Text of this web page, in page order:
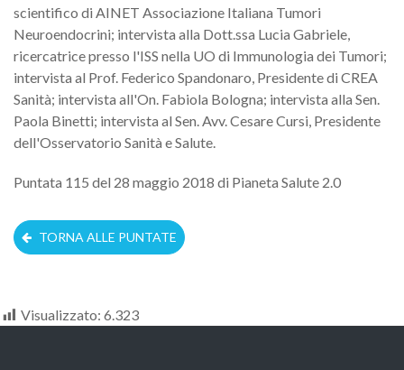
scientifico di AINET Associazione Italiana Tumori
Neuroendocrini; intervista alla Dott.ssa Lucia Gabriele,
ricercatrice presso l'ISS nella UO di Immunologia dei Tumori;
intervista al Prof. Federico Spandonaro, Presidente di CREA
Sanità; intervista all'On. Fabiola Bologna; intervista alla Sen.
Paola Binetti; intervista al Sen. Avv. Cesare Cursi, Presidente
dell'Osservatorio Sanità e Salute.
Puntata 115 del 28 maggio 2018 di Pianeta Salute 2.0
TORNA ALLE PUNTATE
Visualizzato: 6.323